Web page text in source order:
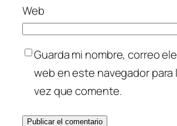
Web
Guarda mi nombre, correo
web en este navegador para
vez que comente.